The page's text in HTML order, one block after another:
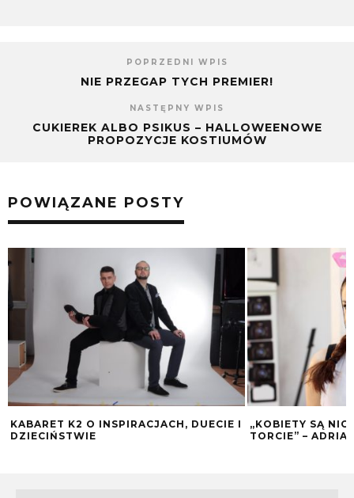
POPRZEDNI WPIS
NIE PRZEGAP TYCH PREMIER!
NASTĘPNY WPIS
CUKIEREK ALBO PSIKUS – HALLOWEENOWE
PROPOZYCJE KOSTIUMÓW
POWIĄZANE POSTY
KABARET K2 O INSPIRACJACH, DUECIE I
DZIECIŃSTWIE
„KOBIETY SĄ
TORCIE” –